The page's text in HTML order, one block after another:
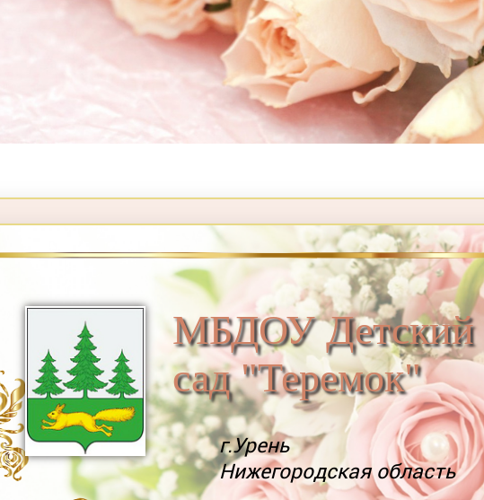
МБДОУ Детский
сад "Теремок"
г.Урень
Нижегородская область